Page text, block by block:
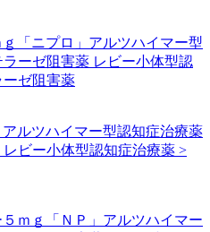
「ニプロ」 アルツハイマー型
ーゼ阻害薬 レビー小体型認
ゼ阻害薬
アルツハイマー型認知症治療薬
ビー小体型認知症治療薬 >
ｍｇ「ＮＰ」 アルツハイマー